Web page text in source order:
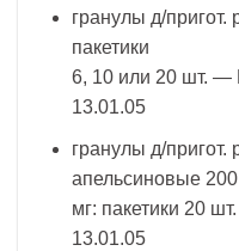
гранулы д/пригот.
пакетики
6, 10 или 20 шт.
13.01.05
гранулы д/пригот.
апельсиновые 200
мг: пакетики 20
13.01.05